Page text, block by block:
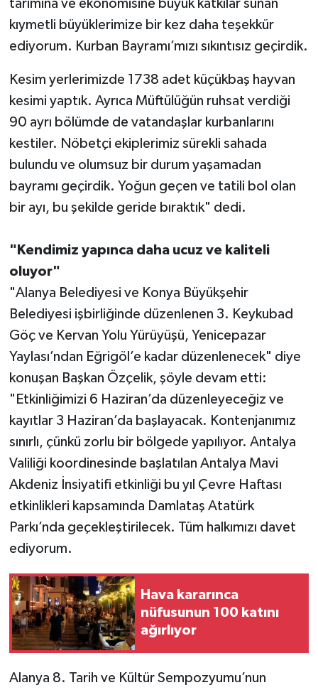
tarımına ve ekonomisine büyük katkılar sunan
kıymetli büyüklerimize bir kez daha teşekkür
ediyorum. Kurban Bayramı’mızı sıkıntısız geçirdik.
Kesim yerlerimizde 1738 adet küçükbaş hayvan
kesimi yaptık. Ayrıca Müftülüğün ruhsat verdiği
90 ayrı bölümde de vatandaşlar kurbanlarını
kestiler. Nöbetçi ekiplerimiz sürekli sahada
bulundu ve olumsuz bir durum yaşamadan
bayramı geçirdik. Yoğun geçen ve tatili bol olan
bir ayı, bu şekilde geride bıraktık" dedi.
"Kendimiz yapınca daha ucuz ve kaliteli
oluyor"
"Alanya Belediyesi ve Konya Büyükşehir
Belediyesi işbirliğinde düzenlenen 3. Keykubad
Göç ve Kervan Yolu Yürüyüşü, Yenicepazar
Yaylası’ndan Eğrigöl’e kadar düzenlenecek" diye
konuşan Başkan Özçelik, şöyle devam etti:
"Etkinliğimizi 6 Haziran’da düzenleyeceğiz ve
kayıtlar 3 Haziran’da başlayacak. Kontenjanımız
sınırlı, çünkü zorlu bir bölgede yapılıyor. Antalya
Valiliği koordinesinde başlatılan Antalya Mavi
Akdeniz İnsiyatifi etkinliği bu yıl Çevre Haftası
etkinlikleri kapsamında Damlataş Atatürk
Parkı’nda geçekleştirilecek. Tüm halkımızı davet
ediyorum.
Hava kararınca
nüfusunun 100 katını
ağırlıyor
Alanya 8. Tarih ve Kültür Sempozyumu’nun